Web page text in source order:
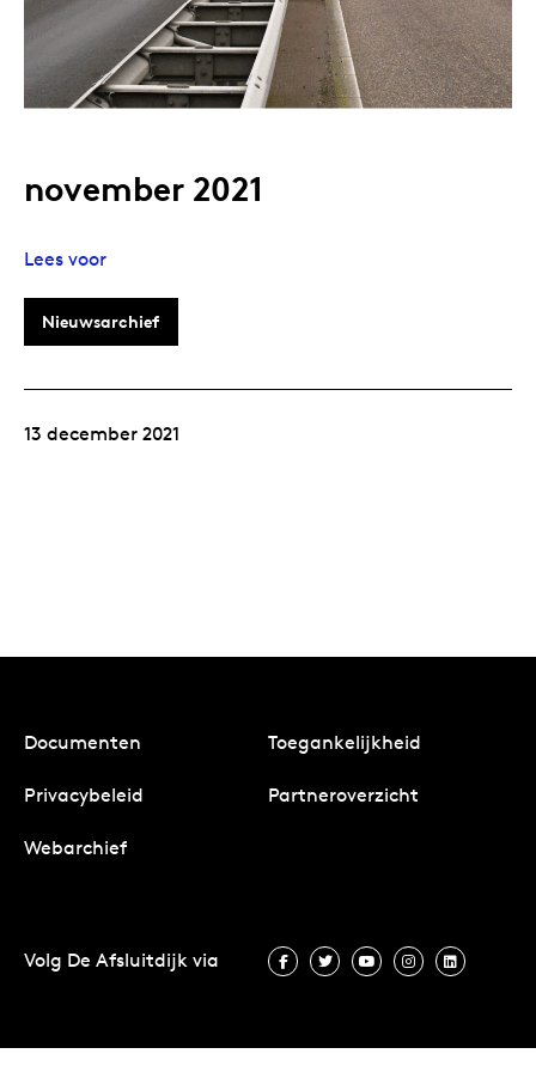
13 december 2021
november 2021
Lees voor
Nieuwsarchief
Documenten Toegankelijkheid
Privacybeleid Partneroverzicht
Webarchief
Volg De Afsluitdijk via Volg De Afsluitdijk via Facebook
Volg De Afsluitdijk via
Volg De Afsluitdijk via
Volg De